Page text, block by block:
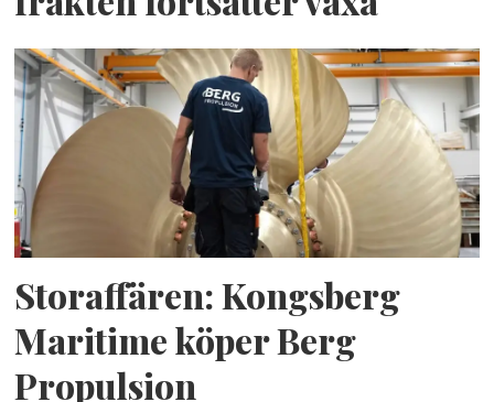
Storaffären: Kongsberg
Maritime köper Berg
Propulsion